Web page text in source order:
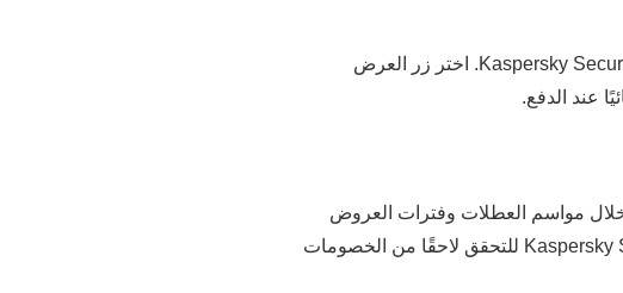
بواسطة القسائم، وسيتم توجيهك إلى صفحة خصومات Kaspersky Secure Connection. اختر زر العرض
عند الدفع.
خلال مواسم العطلات وفترات العروض
الخاصة مثل الجمعة البيضاء/الاثنين السيبراني. يمكنك حفظ صفحة قسائم Kaspersky Secure Connection للتحقق لاحقًا من الخصومات